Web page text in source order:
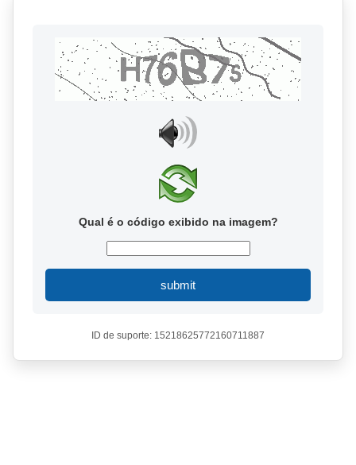
Qual é o código exibido na imagem?
submit
ID de suporte: 15218625772160711887